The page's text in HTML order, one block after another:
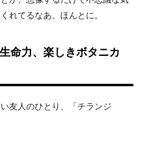
れてるなあ、ほんとに。
命力、楽しきボタニカ
友人のひとり、「チランジ